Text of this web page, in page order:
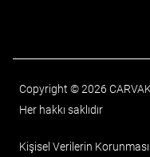
Copyright © 2026
Her hakkı saklıdır
Kişisel Verilerin Korunması